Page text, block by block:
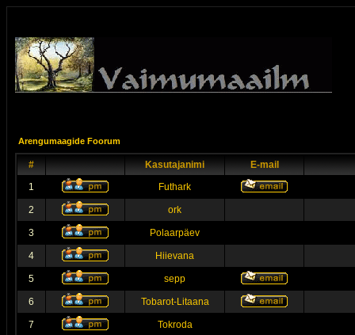
Arengumaagide Foorum
# Kasutajanimi
E-mail
1
Futhark
2 ork
3 Polaarpäev
4 Hiievana
5 sepp
6 Tobarot-Litaana
7 Tokroda